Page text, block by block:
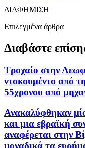
ΔΙΑΦΗΜΙΣΗ
Επιλεγμένα άρθρα
Διαβάστε
Τροχαίο στην
ντοκουμέντο από
55χρονου από
Ανακαλύφθηκαν
και μια εβραϊκή
αναφέρεται στην
μοναδικά τα